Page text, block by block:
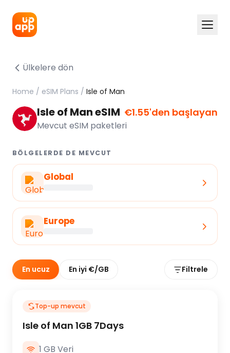
Ülkelere dön
Home / eSIM Plans / Isle of Man
Isle of Man eSIM €1.55'den başlayan
Mevcut eSIM paketleri
BÖLGELERDE DE MEVCUT
Global
Europe
En ucuz En iyi €/GB Filtrele
Top-up mevcut
Isle of Man 1GB 7Days
1 GB Veri